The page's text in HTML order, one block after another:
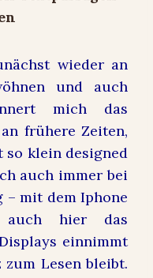
wieder an
und auch
mich das
frühere Zeiten,
so klein designed
auch immer bei
– mit dem Iphone
auch hier das
einnimmt
Lesen bleibt.